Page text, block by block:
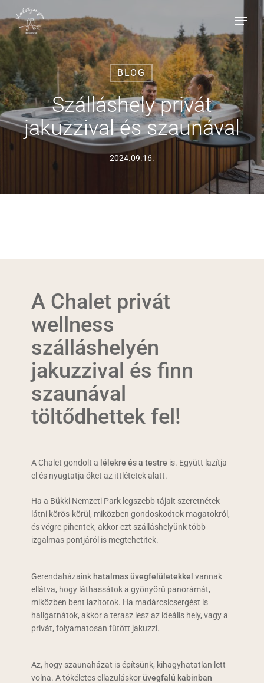
to
main
content
Menu
BLOG
Szálláshely privát
jakuzzival és szaunával
2024.09.16.
A Chalet privát
wellness
szálláshelyén
jakuzzival és finn
szaunával
töltődhettek fel!
A Chalet gondolt a lélekre és a testre is. Együtt lazítja
el és nyugtatja őket az ittlétetek alatt.
Ha a Bükki Nemzeti Park legszebb tájait szeretnétek
látni körös-körül, miközben gondoskodtok magatokról,
és végre pihentek, akkor ezt szálláshelyünk több
izgalmas pontjáról is megtehetitek.
Gerendaházaink hatalmas üvegfelületekkel vannak
ellátva, hogy láthassátok a gyönyörű panorámát,
miközben bent lazítotok. Ha madárcsicsergést is
hallgatnátok, akkor a terasz lesz az ideális hely, vagy a
privát, folyamatosan fűtött jakuzzi.
Az, hogy szaunaházat is építsünk, kihagyhatatlan lett
volna. A tökéletes ellazuláskorüvegfalú kabinban